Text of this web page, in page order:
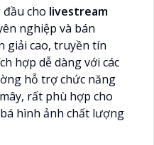
đầu cho livestream
nghiệp và bán
giải cao, truyền tín
hợp dễ dàng với các
hỗ trợ chức năng
rất phù hợp cho
hình ảnh chất lượng